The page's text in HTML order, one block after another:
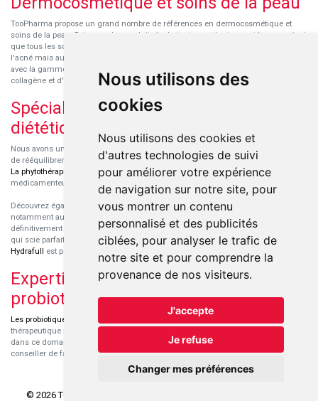
Nous utilisons des
cookies
Nous utilisons des cookies et
d'autres technologies de suivi
pour améliorer votre expérience
de navigation sur notre site, pour
vous montrer un contenu
personnalisé et des publicités
ciblées, pour analyser le trafic de
notre site et pour comprendre la
provenance de nos visiteurs.
J'accepte
Je refuse
Changer mes préférences
TooPharma propose un grand nombre de références en dermocosmétique et
soins de la peau. Retrouvez les produits hydratants pour le visage et le corps ainsi
que tous les soins pour peaux sensibles ou à tendance atopique, les soins pour
l'acné mais aussi des démaquillants. Découvrez nos nouvelles références SVR
avec la gamme anti-âge pour les peaux encore jeunes
collagène et d'acide hyaluronique.
Spécialisation en micronutrition et
diététique
Nous avons un engouement particulier pour la micronutrition qui permet souvent
de rééquilibrer des carences ou d'améliorer des troubles métaboliques mineurs.
La phytothérapie
l'aromathérapiesont souvent complémentaires de traitements
médicamenteux lorsqu'ils sont bien conseillés.
Découvrez également les protéines et les produits de nutrition sportive,
notamment au sein de la gamme française
Eric Favre
. Cette gamme est
définitivement axée sur le choix qualitatif des ingrédients et sur une formulation
qui scie parfaitement aux besoins de chaque sportif. La gamme hydratation
Hydrafull est pensée pour une hydratation maximale.
Expertise dans le domaine des
probiotiques
Les probiotiques
font parti des découvertes médicales majeures dans l'arsenal
thérapeutique naturel de ces dernières années. Nous nous sommes spécialisés
dans ce domaine pour sélectionner les produits de qualité et pour pouvoir vous
conseiller de façon pertinente.
© 2026 TOOPHARMA